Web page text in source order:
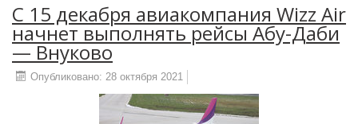
С 15 декабря авиакомпания Wizz Air
начнет выполнять рейсы Абу-Даби
— Внуково
Опубликовано: 28 октября 2021